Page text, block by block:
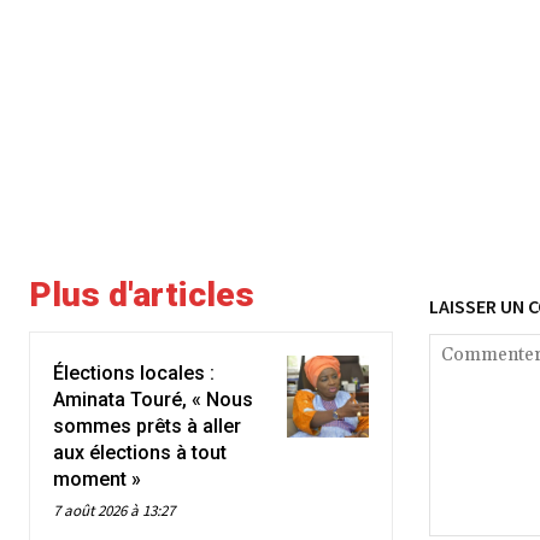
Plus d'articles
Élections locales :
Aminata Touré, « Nous
sommes prêts à aller
aux élections à tout
moment »
7 août 2026 à 13:27
LAISSER UN